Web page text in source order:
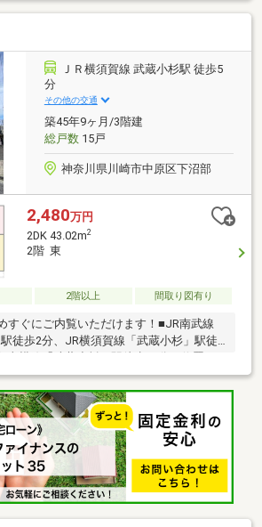
ＪＲ横須賀線 武蔵小杉駅 徒歩5
分
その他の交通
築45年9ヶ月/3階建
総戸数15戸
神奈川県川崎市中原区下沼部
2,480万円
2DK 43.02m2
2階 東
2階以上 間取り図有り
すぐにご内覧いただけます！■JR南武線
駅徒歩2分、JR横須賀線「武蔵小杉」駅徒
■グランツリー武蔵小杉徒歩10分、武蔵
型商業施設も徒歩圏で便利にお使いいた
歩5分圏内にコンビニやスーパーもあり日
物も便利♪■駅から近い立地ですが前面道路
く安心です。■リフォーム履歴あり
）・フローリング張替え、クロス貼替
・ユニットバス・洗面化粧台・トイレ新
居室スクエアの形で家具の配置がしやす